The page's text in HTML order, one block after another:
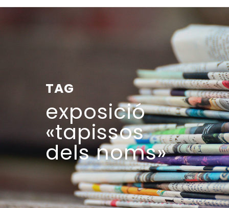
TAG
exposició
«tapissos
dels noms»